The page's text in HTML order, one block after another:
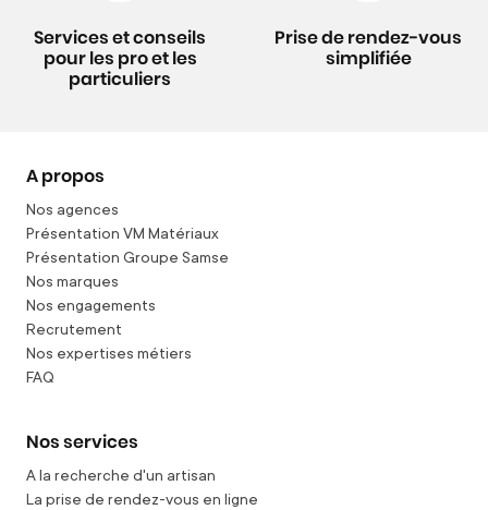
Services et conseils
pour les pro et les
particuliers
Prise de rendez-vous
simplifiée
A propos
Nos agences
Présentation VM Matériaux
Présentation Groupe Samse
Nos marques
Nos engagements
Recrutement
Nos expertises métiers
FAQ
Nos services
A la recherche d'un artisan
La prise de rendez-vous en ligne